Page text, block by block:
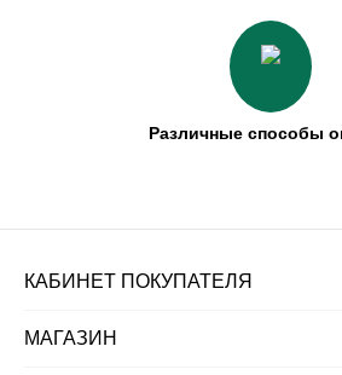
Различные способы
КАБИНЕТ ПОКУПАТЕЛЯ
МАГАЗИН